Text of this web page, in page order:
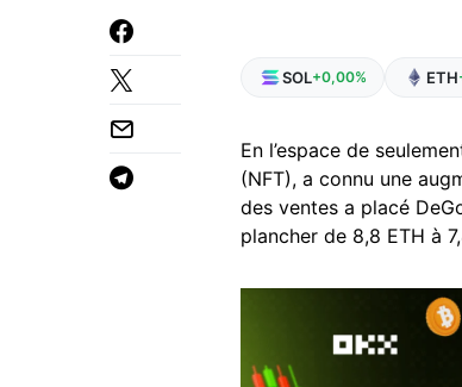
SOL+0,00% ETH
En l’espace de
(NFT), a connu une
des ventes a placé
plancher de 8,8 ETH à